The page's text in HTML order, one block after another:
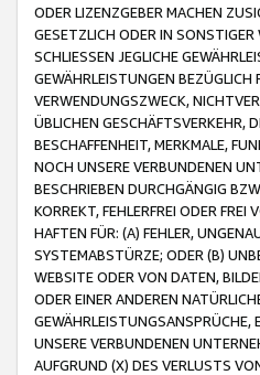
ODER LIZENZGEBER MACHEN
GESETZLICH ODER IN
SCHLIESSEN JEGLICHE
GEWÄHRLEISTUNGEN
VERWENDUNGSZWECK,
ÜBLICHEN GESCHÄFTSVERKEHR,
BESCHAFFENHEIT, MERKMALE,
NOCH UNSERE VERBUNDENEN
BESCHRIEBEN DURCHGÄNGIG
KORREKT, FEHLERFREI ODER
HAFTEN FÜR: (A) FEHLER,
SYSTEMABSTÜRZE; ODER (B)
WEBSITE ODER VON DATEN,
ODER EINER ANDEREN
GEWÄHRLEISTUNGSANSPRÜCHE,
UNSERE VERBUNDENEN
AUFGRUND (X) DES VERLUSTS